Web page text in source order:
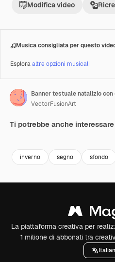
Modifica video
Musica consigliata per questo
Esploraaltre opzioni musicali
Banner testuale natalizio
VectorFusionArt
Ti potrebbe anche interessare
inverno segno sfondo
La piattaforma creativa per
1 milione di abbonati tra